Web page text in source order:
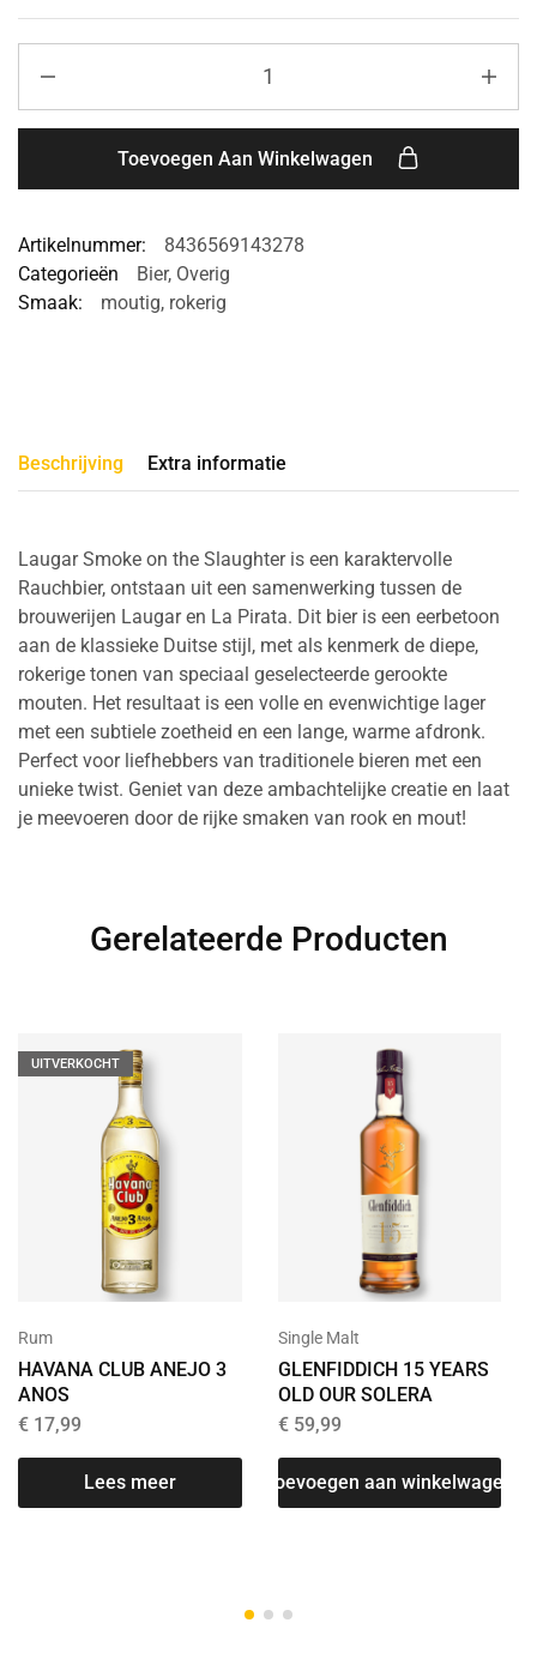
Toevoegen Aan Winkelwagen
Artikelnummer:
8436569143278
Categorieën
Bier, Overig
Smaak:
moutig, rokerig
Beschrijving Extra informatie
Laugar Smoke on the Slaughter is een karaktervolle
Rauchbier, ontstaan uit een samenwerking tussen de
brouwerijen Laugar en La Pirata. Dit bier is een eerbetoon
aan de klassieke Duitse stijl, met als kenmerk de diepe,
rokerige tonen van speciaal geselecteerde gerookte
mouten. Het resultaat is een volle en evenwichtige lager
met een subtiele zoetheid en een lange, warme afdronk.
Perfect voor liefhebbers van traditionele bieren met een
unieke twist. Geniet van deze ambachtelijke creatie en laat
je meevoeren door de rijke smaken van rook en mout!
Gerelateerde Producten
UITVERKOCHT
Rum
HAVANA CLUB ANEJO 3
ANOS
€ 17,99
Lees meer
Single Malt
GLENFIDDICH 15 YEARS
OLD OUR SOLERA
€59,99
Toevoegen aan winkelwagen